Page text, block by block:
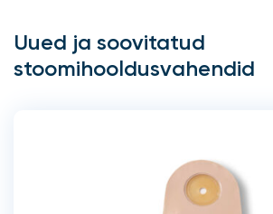
Uued ja soovitatud
stoomihooldusvahendid